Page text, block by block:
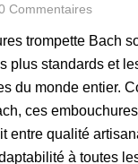
Commentaires
trompette Bach
plus standards et
du monde entier.
ces
entre qualité
à toutes